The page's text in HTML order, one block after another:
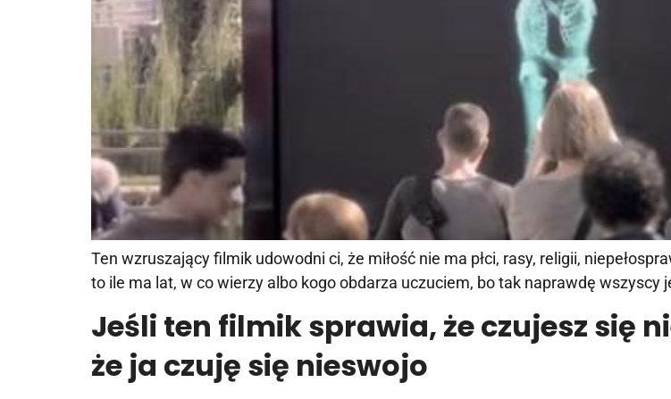
Ten wzruszający filmik udowodni ci, że miłość nie ma płci, rasy, religii,
to ile ma lat, w co wierzy albo kogo obdarza uczuciem, bo tak naprawdę wszyscy
Jeśli ten filmik sprawia, że czujesz się
że ja czuję się nieswojo